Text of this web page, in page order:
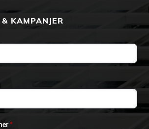
KAMPANJER
*